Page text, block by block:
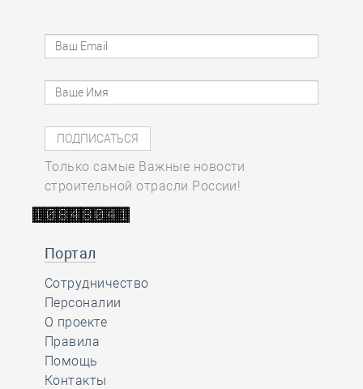
Только самые Важные новости
строительной отрасли России!
Портал
Сотрудничество
Персоналии
О проекте
Правила
Помощь
Контакты